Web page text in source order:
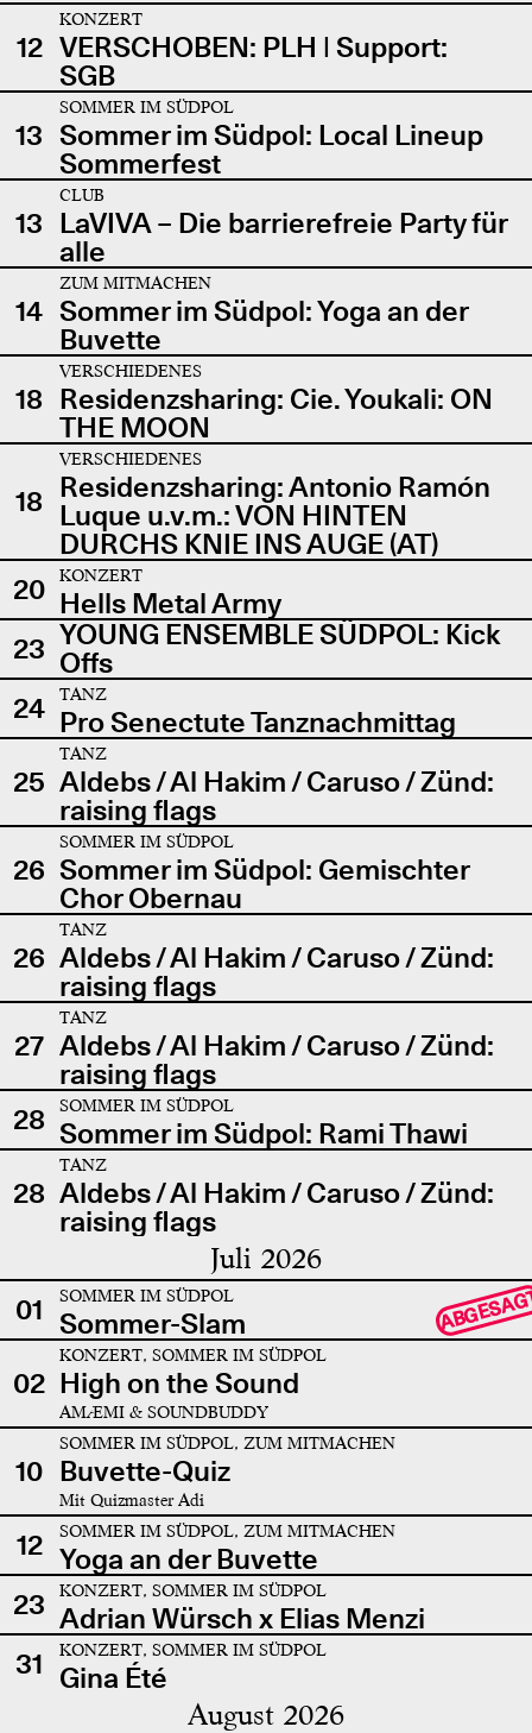
12
KONZERT
VERSCHOBEN: PLH | Support:
SGB
13
SOMMER IM SÜDPOL
Sommer im Südpol: Local Lineup
Sommerfest
13
CLUB
LaVIVA – Die barrierefreie Party für
alle
14
ZUM MITMACHEN
Sommer im Südpol: Yoga an der
Buvette
18
VERSCHIEDENES
Residenzsharing: Cie. Youkali: ON
THE MOON
18
VERSCHIEDENES
Residenzsharing: Antonio Ramón
Luque u.v.m.: VON HINTEN
DURCHS KNIE INS AUGE (AT)
20
KONZERT
Hells Metal Army
23 YOUNG ENSEMBLE SÜDPOL: Kick
Offs
24
TANZ
Pro Senectute Tanznachmittag
25
TANZ
Aldebs / Al Hakim / Caruso / Zünd:
raising flags
26
SOMMER IM SÜDPOL
Sommer im Südpol: Gemischter
Chor Obernau
26
TANZ
Aldebs / Al Hakim / Caruso / Zünd:
raising flags
27
TANZ
Aldebs / Al Hakim / Caruso / Zünd:
raising flags
28
SOMMER IM SÜDPOL
Sommer im Südpol: Rami Thawi
28
TANZ
Aldebs / Al Hakim / Caruso / Zünd:
raising flags
Juli 2026
01 SOMMER IM SÜDPOL
Sommer-Slam
02
KONZERT, SOMMER IM SÜDPOL
High on the Sound
AMÆMI & SOUNDBUDDY
10
SOMMER IM SÜDPOL, ZUM MITMACHEN
Buvette-Quiz
Mit Quizmaster Adi
12 SOMMER IM SÜDPOL, ZUM MITMACHEN
Yoga an der Buvette
23
KONZERT, SOMMER IM SÜDPOL
Adrian Würsch x Elias Menzi
31
KONZERT, SOMMER IM SÜDPOL
Gina Été
August 2026